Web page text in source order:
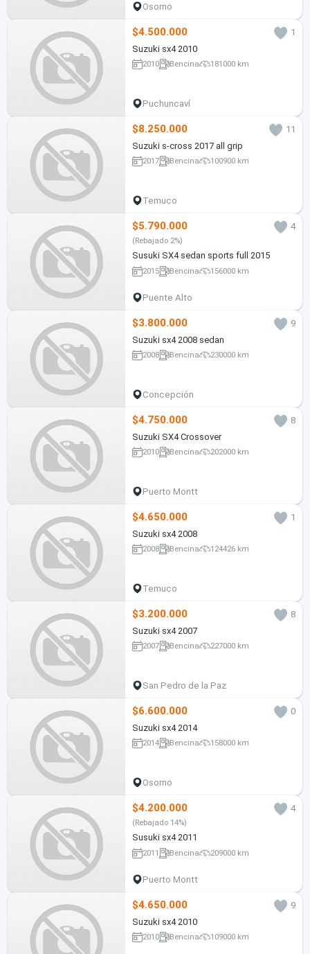
Osorno
$4.500.000
1
Suzuki sx4 2010
2010 Bencina 181000 km
Puchuncaví
$8.250.000
11
Suzuki s-cross 2017 all grip
2017 Bencina 100900 km
Temuco
$5.790.000 4
(Rebajado 2%)
Susuki SX4 sedan sports full 2015
2015 Bencina 156000 km
Puente Alto
$3.800.000
9
Suzuki sx4 2008 sedan
2008 Bencina 230000 km
Concepción
$4.750.000
8
Suzuki SX4 Crossover
2010 Bencina 202000 km
Puerto Montt
$4.650.000
1
Suzuki sx4 2008
2008 Bencina 124426 km
Temuco
$3.200.000
8
Suzuki sx4 2007
2007 Bencina 227000 km
San Pedro de la Paz
$6.600.000
0
Suzuki sx4 2014
2014 Bencina 158000 km
Osorno
$4.200.000 4
(Rebajado 14%)
Susuki sx4 2011
2011 Bencina 209000 km
Puerto Montt
$4.650.000
9
Suzuki sx4 2010
2010 Bencina 109000 km